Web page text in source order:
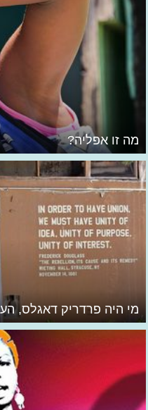
מה זו אפליה?
מי היה פרדריק דאגלס,